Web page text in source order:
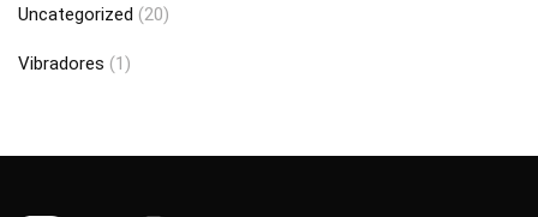
Uncategorized (20)
Vibradores (1)